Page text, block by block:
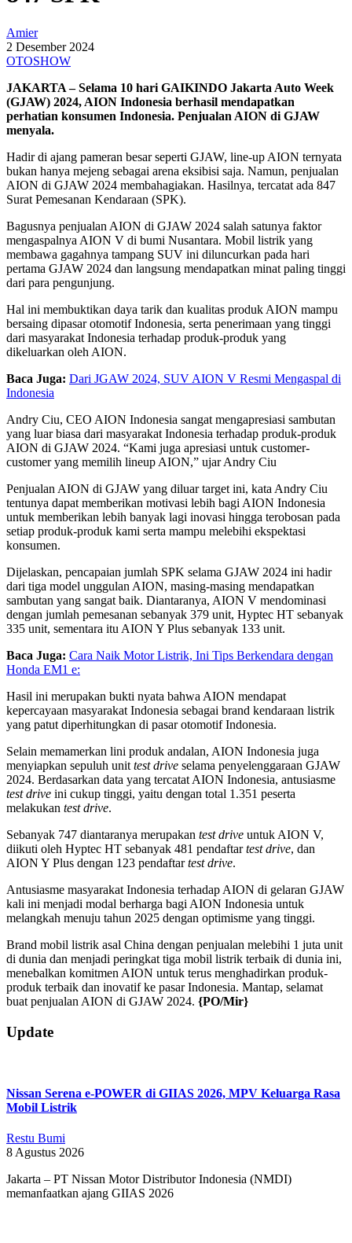
Amier
2 Desember 2024
OTOSHOW
JAKARTA – Selama 10 hari GAIKINDO Jakarta Auto Week
(GJAW) 2024, AION Indonesia berhasil mendapatkan
perhatian konsumen Indonesia. Penjualan AION di GJAW
menyala.
Hadir di ajang pameran besar seperti GJAW, line-up AION ternyata
bukan hanya mejeng sebagai arena eksibisi saja. Namun, penjualan
AION di GJAW 2024 membahagiakan. Hasilnya, tercatat ada 847
Surat Pemesanan Kendaraan (SPK).
Bagusnya penjualan AION di GJAW 2024 salah satunya faktor
mengaspalnya AION V di bumi Nusantara. Mobil listrik yang
membawa gagahnya tampang SUV ini diluncurkan pada hari
pertama GJAW 2024 dan langsung mendapatkan minat paling tinggi
dari para pengunjung.
Hal ini membuktikan daya tarik dan kualitas produk AION mampu
bersaing dipasar otomotif Indonesia, serta penerimaan yang tinggi
dari masyarakat Indonesia terhadap produk-produk yang
dikeluarkan oleh AION.
Baca Juga: Dari JGAW 2024, SUV AION V Resmi Mengaspal di
Indonesia
Andry Ciu, CEO AION Indonesia sangat mengapresiasi sambutan
yang luar biasa dari masyarakat Indonesia terhadap produk-produk
AION di GJAW 2024. “Kami juga apresiasi untuk customer-
customer yang memilih lineup AION,” ujar Andry Ciu
Penjualan AION di GJAW yang diluar target ini, kata Andry Ciu
tentunya dapat memberikan motivasi lebih bagi AION Indonesia
untuk memberikan lebih banyak lagi inovasi hingga terobosan pada
setiap produk-produk kami serta mampu melebihi ekspektasi
konsumen.
Dijelaskan, pencapaian jumlah SPK selama GJAW 2024 ini hadir
dari tiga model unggulan AION, masing-masing mendapatkan
sambutan yang sangat baik. Diantaranya, AION V mendominasi
dengan jumlah pemesanan sebanyak 379 unit, Hyptec HT sebanyak
335 unit, sementara itu AION Y Plus sebanyak 133 unit.
Baca Juga: Cara Naik Motor Listrik, Ini Tips Berkendara dengan
Honda EM1 e:
Hasil ini merupakan bukti nyata bahwa AION mendapat
kepercayaan masyarakat Indonesia sebagai brand kendaraan listrik
yang patut diperhitungkan di pasar otomotif Indonesia.
Selain memamerkan lini produk andalan, AION Indonesia juga
menyiapkan sepuluh unit test drive selama penyelenggaraan GJAW
2024. Berdasarkan data yang tercatat AION Indonesia, antusiasme
test drive ini cukup tinggi, yaitu dengan total 1.351 peserta
melakukan test drive.
Sebanyak 747 diantaranya merupakan test drive untuk AION V,
diikuti oleh Hyptec HT sebanyak 481 pendaftartest drive, dan
AION Y Plus dengan 123 pendaftartest drive.
Antusiasme masyarakat Indonesia terhadap AION di gelaran GJAW
kali ini menjadi modal berharga bagi AION Indonesia untuk
melangkah menuju tahun 2025 dengan optimisme yang tinggi.
Brand mobil listrik asal China dengan penjualan melebihi 1 juta unit
di dunia dan menjadi peringkat tiga mobil listrik terbaik di dunia ini,
menebalkan komitmen AION untuk terus menghadirkan produk-
produk terbaik dan inovatif ke pasar Indonesia. Mantap, selamat
buat penjualan AION di GJAW 2024. {PO/Mir}
2024-
12-
Update
Nissan Serena e-POWER di GIIAS 2026, MPV Keluarga Rasa
Mobil Listrik
Restu Bumi
8 Agustus 2026
Jakarta – PT Nissan Motor Distributor Indonesia (NMDI)
memanfaatkan ajang GIIAS 2026